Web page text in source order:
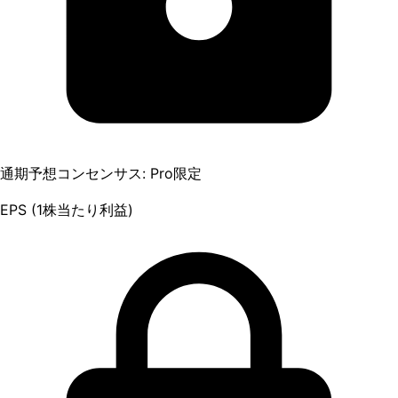
通期予想コンセンサス: Pro限定
EPS (1株当たり利益)